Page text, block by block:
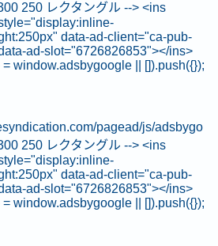
250 レクタングル --> <ins
data-ad-client="ca-pub-
ad-slot="6726826853"></ins>
window.adsbygoogle || []).push({});
pagead/js/adsbygo
250 レクタングル --> <ins
data-ad-client="ca-pub-
ad-slot="6726826853"></ins>
window.adsbygoogle || []).push({});